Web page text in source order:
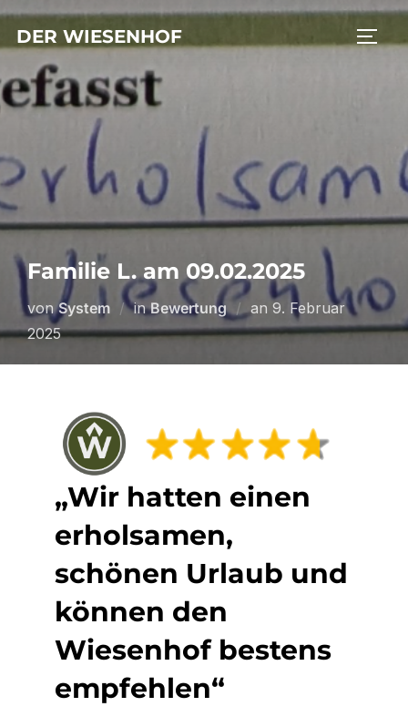
Zum
Inhalt
springen
DER WIESENHOF
Familie L. am 09.02.2025
vonSystem inBewertung an Veröffentlicht
am
9. Februar
2025
„Wir hatten einen
erholsamen,
schönen Urlaub und
können den
Wiesenhof bestens
empfehlen“